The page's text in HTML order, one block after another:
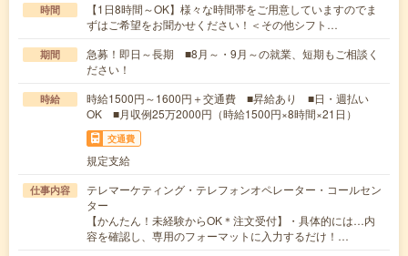
時間
【1日8時間～OK】様々な時間帯をご用意していますのでま
ずはご希望をお聞かせください！＜その他シフト…
期間
急募！即日～長期 ■8月～・9月～の就業、短期もご相談く
ださい！
時給
時給1500円～1600円＋交通費 ■昇給あり ■日・週払い
OK ■月収例25万2000円（時給1500円×8時間×21日）
交通費
規定支給
仕事内容
テレマーケティング・テレフォンオペレーター・コールセン
ター
【かんたん！未経験からOK＊注文受付】・具体的には…内
容を確認し、専用のフォーマットに入力するだけ！…